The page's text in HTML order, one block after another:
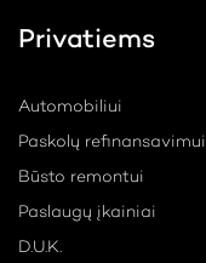
Privatiems
Automobiliui
Paskolų refinansavimui
Būsto remontui
Paslaugų įkainiai
D.U.K.